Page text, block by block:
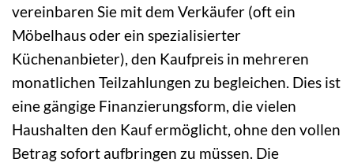
vereinbaren Sie mit dem Verkäufer (oft ein
Möbelhaus oder ein spezialisierter
Küchenanbieter), den Kaufpreis in mehreren
monatlichen Teilzahlungen zu begleichen. Dies ist
eine gängige Finanzierungsform, die vielen
Haushalten den Kauf ermöglicht, ohne den vollen
Betrag sofort aufbringen zu müssen. Die